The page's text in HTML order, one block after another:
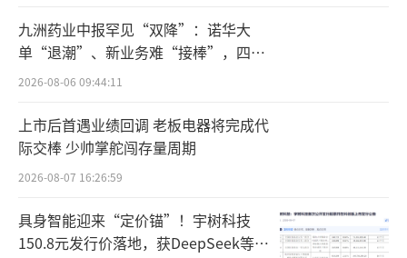
辑：zx0276）
九洲药业中报罕见“双降”：诺华大
单“退潮”、新业务难“接棒”，四大
难关待闯
2026-08-06 09:44:11
上市后首遇业绩回调 老板电器将完成代
际交棒 少帅掌舵闯存量周期
2026-08-07 16:26:59
具身智能迎来“定价锚”！宇树科技
150.8元发行价落地，获DeepSeek等豪